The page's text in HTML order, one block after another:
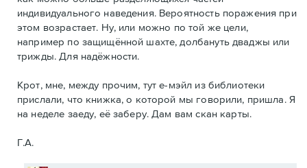
индивидуального наведения. Вероятность поражения при
этом возрастает. Ну, или можно по той же цели,
например по защищённой шахте, долбануть дваджы или
трижды. Для надёжности.
Крот, мне, между прочим, тут е-мэйл из библиотеки
прислали, что книжка, о которой мы говорили, пришла. Я
на неделе заеду, её заберу. Дам вам скан карты.
Г.А.